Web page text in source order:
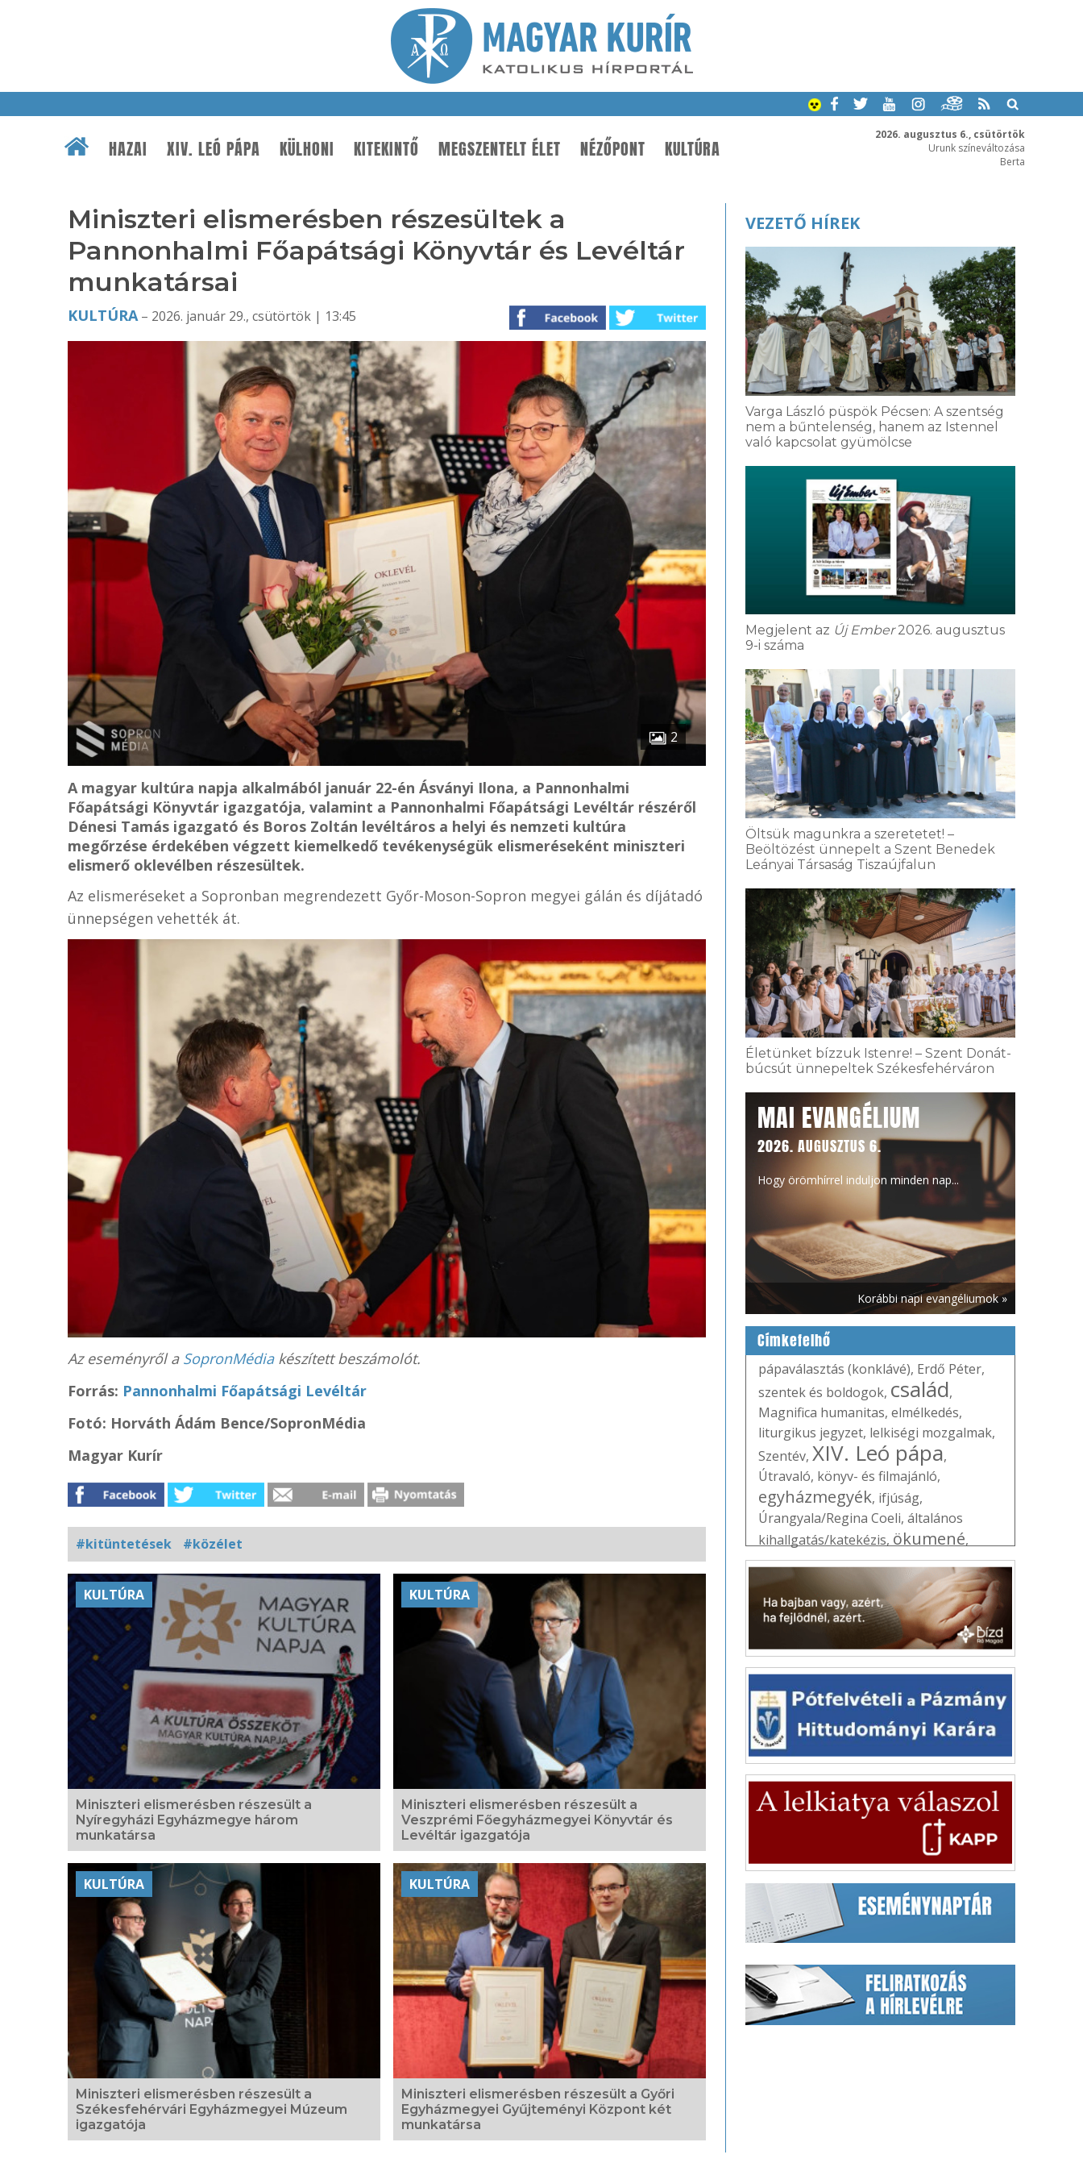
2026. augusztus 6., csütörtök
Urunk színeváltozása
Berta
HAZAI XIV. LEÓ PÁPA KÜLHONI KITEKINTŐ MEGSZENTELT ÉLET NÉZŐPONT KULTÚRA
Miniszteri elismerésben részesültek a
Pannonhalmi Főapátsági Könyvtár és Levéltár
munkatársai
KULTÚRA– 2026. január 29., csütörtök | 13:45
2
A magyar kultúra napja alkalmából január 22-én Ásványi Ilona, a Pannonhalmi
Főapátsági Könyvtár igazgatója, valamint a Pannonhalmi Főapátsági Levéltár részéről
Dénesi Tamás igazgató és Boros Zoltán levéltáros a helyi és nemzeti kultúra
megőrzése érdekében végzett kiemelkedő tevékenységük elismeréseként miniszteri
elismerő oklevélben részesültek.
Az elismeréseket a Sopronban megrendezett Győr-Moson-Sopron megyei gálán és díjátadó
ünnepségen vehették át.
Az eseményről a SopronMédiakészített beszámolót.
Forrás: Pannonhalmi Főapátsági Levéltár
Fotó: Horváth Ádám Bence/SopronMédia
Magyar Kurír
#kitüntetések #közélet
Kapcsolódó
fotógaléria
KULTÚRA
Miniszteri elismerésben részesült a
Nyíregyházi Egyházmegye három
munkatársa
KULTÚRA
Miniszteri elismerésben részesült a
Veszprémi Főegyházmegyei Könyvtár és
Levéltár igazgatója
KULTÚRA
Miniszteri elismerésben részesült a
Székesfehérvári Egyházmegyei Múzeum
igazgatója
KULTÚRA
Miniszteri elismerésben részesült a Győri
Egyházmegyei Gyűjteményi Központ két
munkatársa
VEZETŐ HÍREK
Varga László püspök Pécsen: A szentség
nem a bűntelenség, hanem az Istennel
való kapcsolat gyümölcse
Megjelent az Új Ember2026. augusztus
9-i száma
Öltsük magunkra a szeretetet! –
Beöltözést ünnepelt a Szent Benedek
Leányai Társaság Tiszaújfalun
Életünket bízzuk Istenre! – Szent Donát-
búcsút ünnepeltek Székesfehérváron
MAI EVANGÉLIUM
2026. AUGUSZTUS 6.
Hogy örömhírrel induljon minden nap...
Korábbi napi evangéliumok »
Címkefelhő
pápaválasztás (konklávé), Erdő Péter,
szentek és boldogok, család,
Magnifica humanitas, elmélkedés,
liturgikus jegyzet, lelkiségi mozgalmak,
Szentév, XIV. Leó pápa,
Útravaló, könyv- és filmajánló,
egyházmegyék, ifjúság,
Úrangyala/Regina Coeli, általános
kihallgatás/katekézis, ökumené,
Vatikán